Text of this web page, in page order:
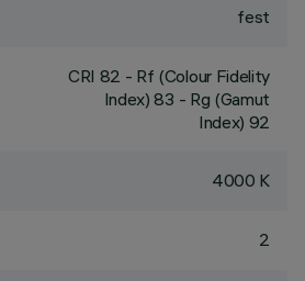
fest
CRI 82 - Rf (Colour Fidelity
Index) 83 - Rg (Gamut
Index) 92
4000 K
2